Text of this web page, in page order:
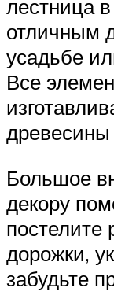
лестница
отличным
усадьбе
Все
древесины
Большое
декору
постелите
дорожки,
забудьте